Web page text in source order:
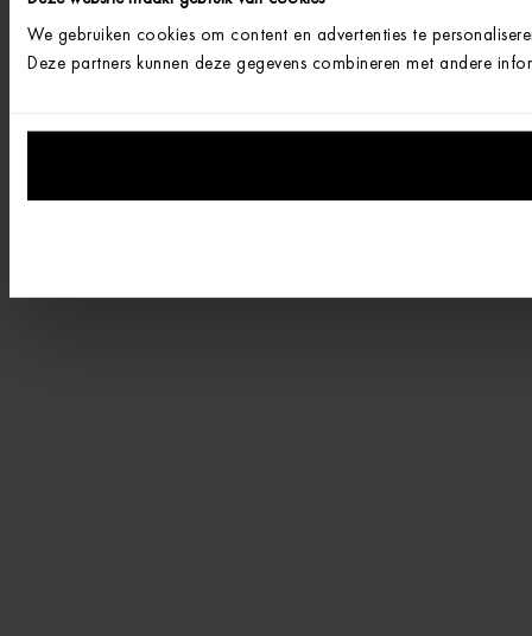
We gebruiken cookies om content en advertenties te
Deze partners kunnen deze gegevens combineren met andere